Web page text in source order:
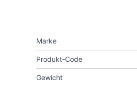
Marke
Produkt-Code
Gewicht